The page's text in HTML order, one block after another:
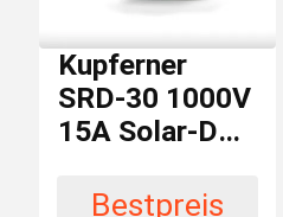
DC-Sicherungs-Halter
Nennstrom
Nennspannung
Kupferner
SRD-30 1000V
15A Solar-DC-
Kasten
Bestpreis